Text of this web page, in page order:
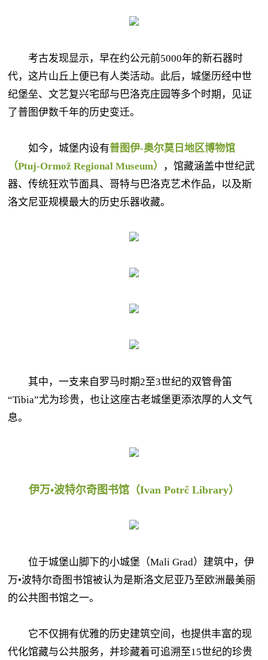
考古发现显示，早在约公元前5000年的新石器时
代，这片山丘上便已有人类活动。此后，城堡历经中世
纪堡垒、文艺复兴宅邸与巴洛克庄园等多个时期，见证
了普图伊数千年的历史变迁。
如今，城堡内设有普图伊-奥尔莫日地区博物馆
（Ptuj-Ormož Regional Museum）
，馆藏涵盖中世纪武
器、传统狂欢节面具、哥特与巴洛克艺术作品，以及斯
洛文尼亚规模最大的历史乐器收藏。
其中，一支来自罗马时期2至3世纪的双管骨笛
“Tibia”尤为珍贵，也让这座古老城堡更添浓厚的人文气
息。
伊万•波特尔奇图书馆（Ivan Potrč Library）
位于城堡山脚下的小城堡（Mali Grad）建筑中，伊
万•波特尔奇图书馆被认为是斯洛文尼亚乃至欧洲最美丽
的公共图书馆之一。
它不仅拥有优雅的历史建筑空间，也提供丰富的现
代化馆藏与公共服务，并珍藏着可追溯至15世纪的珍贵